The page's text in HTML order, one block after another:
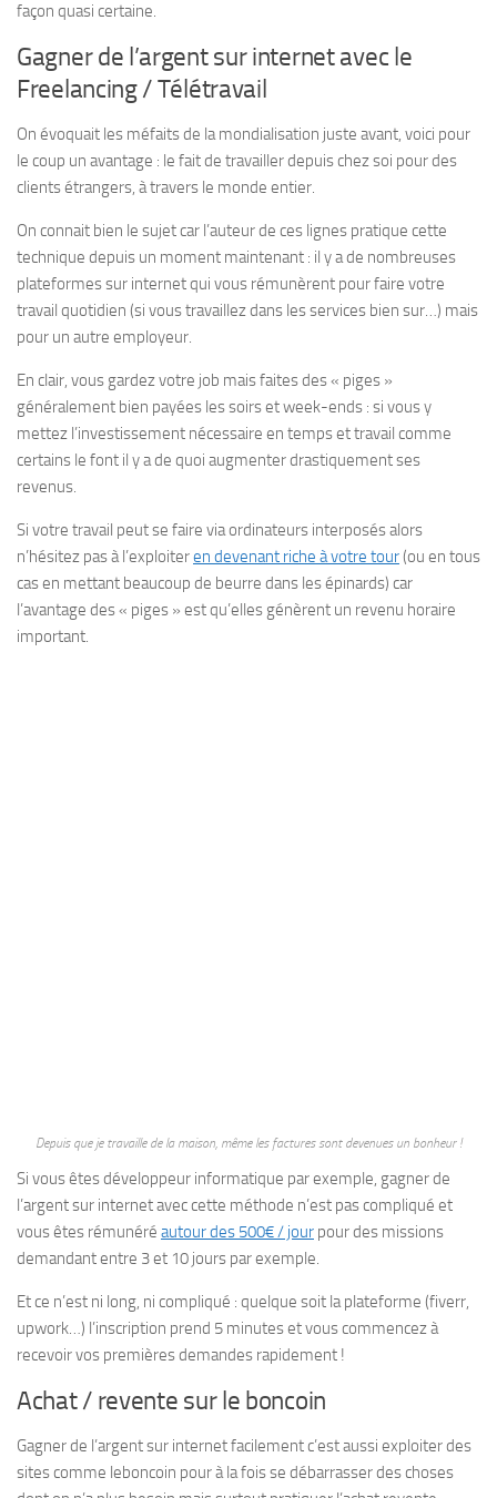
façon quasi certaine.
Gagner de l’argent sur internet avec le
Freelancing / Télétravail
On évoquait les méfaits de la mondialisation juste avant, voici pour
le coup un avantage : le fait de travailler depuis chez soi pour des
clients étrangers, à travers le monde entier.
On connait bien le sujet car l’auteur de ces lignes pratique cette
technique depuis un moment maintenant : il y a de nombreuses
plateformes sur internet qui vous rémunèrent pour faire votre
travail quotidien (si vous travaillez dans les services bien sur…) mais
pour un autre employeur.
En clair, vous gardez votre job mais faites des « piges »
généralement bien payées les soirs et week-ends : si vous y
mettez l’investissement nécessaire en temps et travail comme
certains le font il y a de quoi augmenter drastiquement ses
revenus.
Si votre travail peut se faire via ordinateurs interposés alors
n’hésitez pas à l’exploiteren devenant riche à votre tour(ou en tous
cas en mettant beaucoup de beurre dans les épinards) car
l’avantage des « piges » est qu’elles génèrent un revenu horaire
important.
Depuis que je travaille de la maison, même les factures sont devenues un bonheur !
Si vous êtes développeur informatique par exemple, gagner de
l’argent sur internet avec cette méthode n’est pas compliqué et
vous êtes rémunéré autour des 500€ / jour pour des missions
demandant entre 3 et 10 jours par exemple.
Et ce n’est ni long, ni compliqué : quelque soit la plateforme (fiverr,
upwork…) l’inscription prend 5 minutes et vous commencez à
recevoir vos premières demandes rapidement !
Achat / revente sur le boncoin
Gagner de l’argent sur internet facilement c’est aussi exploiter des
sites comme leboncoin pour à la fois se débarrasser des choses